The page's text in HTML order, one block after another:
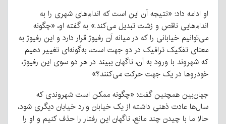
او ادامه داد: «نتیجه آن این است که اندام‌های شهری را به
اندام‌هایی ناقص و زشت تبدیل می‌کند.» به گفته او، «چگونه
می‌توانیم خیابانی را که در میانه آن رفیوژ قرار دارد و این رفیوژ به
معنای تفکیک ترافیک در دو جهت است، به‌گونه‌ای تغییر دهیم
که شهروند با ورود به آن، ناگهان ببیند در هر دو سوی این رفیوژ،
خودروها در یک جهت حرکت می‌کنند؟»
جهان‌بین همچنین گفت: «چگونه ممکن است شهروندی که
سال‌ها عادت ذهنی داشته از یک خیابان وارد خیابان دیگری شود،
حالا ما با چیدن چند مانع، ناگهان این رفتار را حذف کنیم و او را